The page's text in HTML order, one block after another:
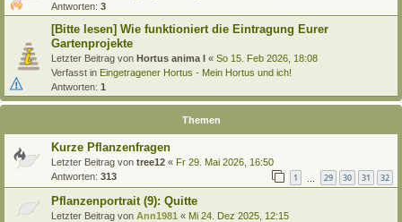
Antworten: 3
[Bitte lesen] Wie funktioniert die Eintragung Eurer
Gartenprojekte
Letzter Beitrag von Hortus anima l « So 15. Feb 2026, 18:08
Verfasst in Eingetragener Hortus - Mein Hortus und ich!
Antworten: 1
Themen
Kurze Pflanzenfragen
Letzter Beitrag von tree12 « Fr 29. Mai 2026, 16:50
Antworten: 313 1 29 30 31 32
Pflanzenportrait (9): Quitte
Letzter Beitrag von Ann1981 « Mi 24. Dez 2025, 12:15